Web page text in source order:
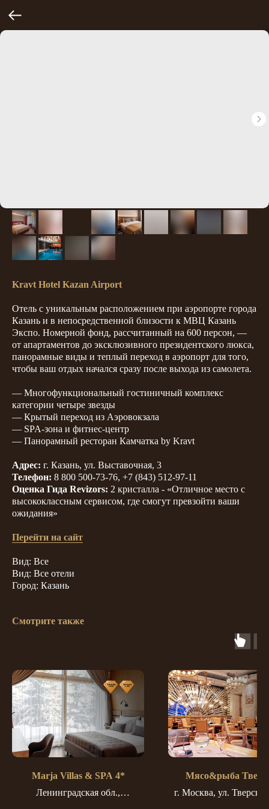
Kravt Hotel Kazan Airport
Отель с уникальным расположением при аэропорте города
Казань и в непосредственной близости к МВЦ Казань
Экспо. Номерной фонд, рассчитанный на 600 персон, —
от апартаментов до эксклюзивного президентского люкса,
панорамные виды и теплый переход в аэропорт для того,
чтобы ваш отдых начался сразу после выхода из самолета.
— Многофункциональный гостиничный комплекс
категории четыре звезды
— Крытый переход из Аэровокзала
— SPA-зона и фитнес-центр
— Панорамный ресторан Камчатка by Kravt
Адрес: г. Казань, ул. Выставочная, 3
Телефон: 8 800 500-73-76, +7 (843) 512-97-11
Оценка Гида Revizors: 2 кристалла - «Отличное место с
высококлассным сервисом, где смогут превзойти ваши
ожидания»
Перейти на сайт
Вид: Все
Вид: Все отели
Город: Казань
Смотрите также
Marja Villas & SPA 4*
Ленинградская обл.,
Мясо&рыба
г. Москва, ул.